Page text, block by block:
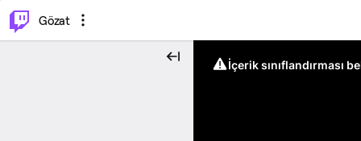
Gözat
İçerik sınıflandırması